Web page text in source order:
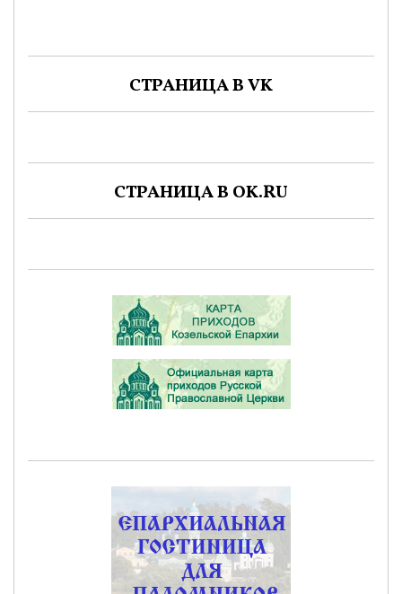
СТРАНИЦА В VK
СТРАНИЦА В OK.RU